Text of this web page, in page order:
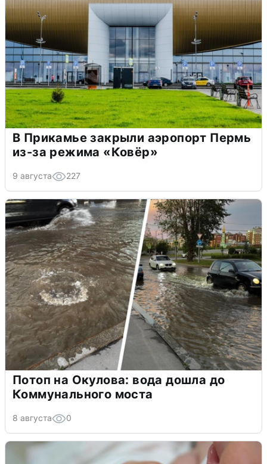
В Прикамье закрыли аэропорт Пермь
из-за режима «Ковёр»
9 августа 227
Потоп на Окулова: вода дошла до
Коммунального моста
8 августа 0